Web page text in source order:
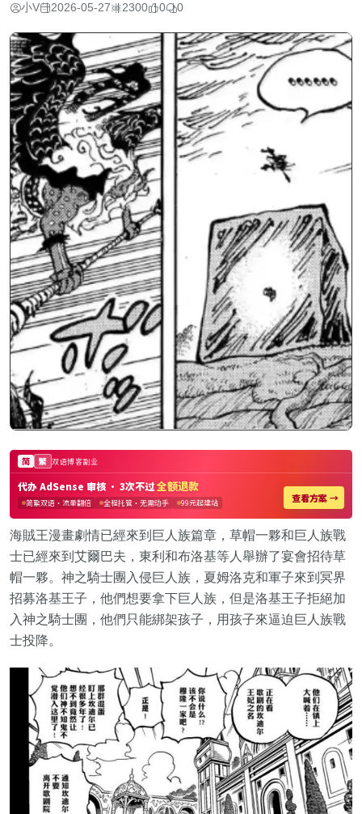
小V 2026-05-27 2300 0 0
海賊王漫畫劇情已經來到巨人族篇章，草帽一夥和巨人族戰
士已經來到艾爾巴夫，東利和布洛基等人舉辦了宴會招待草
帽一夥。神之騎士團入侵巨人族，夏姆洛克和軍子來到冥界
招募洛基王子，他們想要拿下巨人族，但是洛基王子拒絕加
入神之騎士團，他們只能綁架孩子，用孩子來逼迫巨人族戰
士投降。